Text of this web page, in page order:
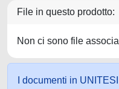
File in questo prodotto:
Non ci sono file
I documenti in